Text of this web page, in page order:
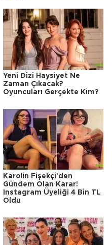
Yeni Dizi Haysiyet Ne
Zaman Çıkacak?
Oyuncuları Gerçekte Kim?
Karolin Fişekçi'den
Gündem Olan Karar!
Instagram Üyeliği 4 Bin TL
Oldu